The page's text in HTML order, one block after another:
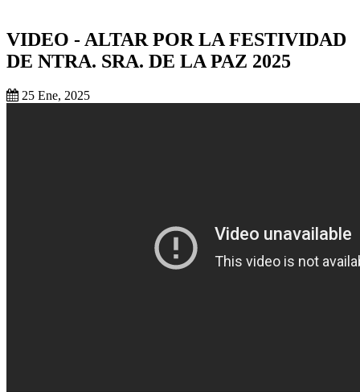
VIDEO - ALTAR POR LA FESTIVIDAD
DE NTRA. SRA. DE LA PAZ 2025
25 Ene, 2025